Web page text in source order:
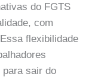
do FGTS
com
flexibilidade
sair do